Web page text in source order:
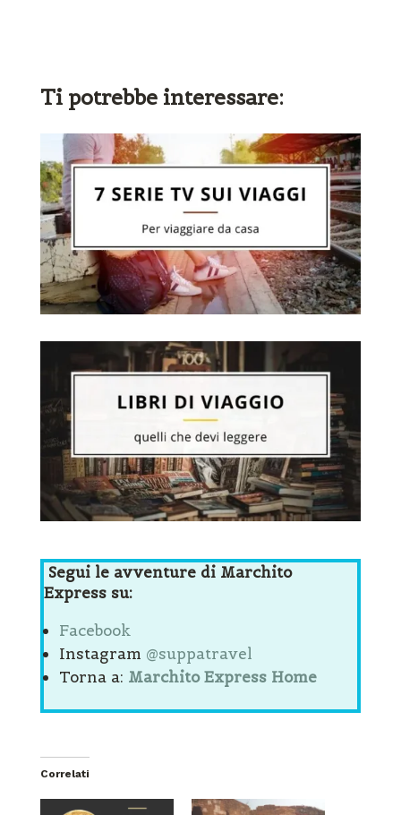
Ti potrebbe interessare:
Segui le avventure di Marchito
Express su:
Facebook
Instagram @suppatravel
Torna a: Marchito Express Home
Correlati